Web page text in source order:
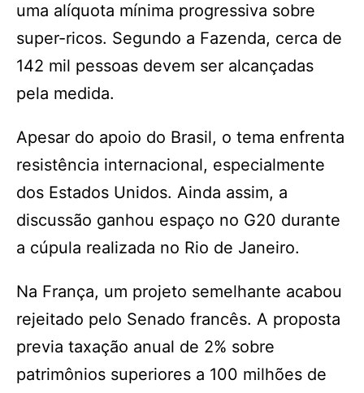
uma alíquota mínima progressiva sobre
super-ricos. Segundo a Fazenda, cerca de
142 mil pessoas devem ser alcançadas
pela medida.
Apesar do apoio do Brasil, o tema enfrenta
resistência internacional, especialmente
dos Estados Unidos. Ainda assim, a
discussão ganhou espaço no G20 durante
a cúpula realizada no Rio de Janeiro.
Na França, um projeto semelhante acabou
rejeitado pelo Senado francês. A proposta
previa taxação anual de 2% sobre
patrimônios superiores a 100 milhões de